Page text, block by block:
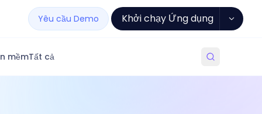
Yêu cầu Demo Khởi chạy Ứng dụng
mềmTất cả